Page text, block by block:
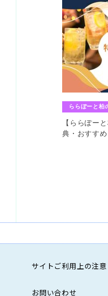
ららぽーと柏
【ららぽー
典・おすす
サイトご利用上の注意
お問い合わせ